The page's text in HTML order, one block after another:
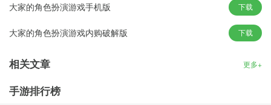
游戏亮点
-跟侦探友人分享你的新奇想法，脑洞大开。
-题库实时更新，让你有源源不断侦破案件的激情。
大家的角色扮演游戏手机版 下载
大家的角色扮演游戏内购破解版 下载
相关文章 更多+
手游排行榜